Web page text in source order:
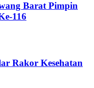
Barat Pimpin
116
Rakor Kesehatan